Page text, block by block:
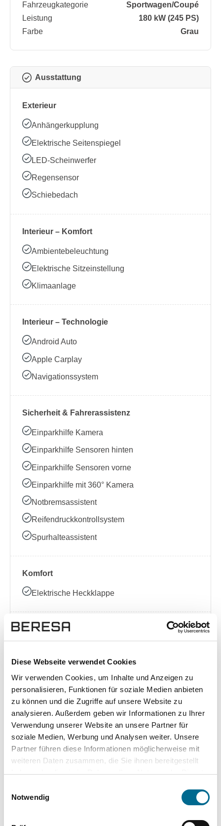
Diese Webseite verwendet Cookies
Wir verwenden Cookies, um Inhalte und Anzeigen zu
personalisieren, Funktionen für soziale Medien anbieten
zu können und die Zugriffe auf unsere Website zu
analysieren. Außerdem geben wir Informationen zu Ihrer
Verwendung unserer Website an unsere Partner für
soziale Medien, Werbung und Analysen weiter. Unsere
Partner führen diese Informationen möglicherweise mit
weiteren Daten zusammen, die Sie ihnen bereitgestellt
haben oder die sie im Rahmen Ihrer Nutzung der Dienste
Cookies, wenn Sie unsere Webseite weiterhin nutzen.
Notwendig
Fahrzeugkategorie
Sportwagen/​Coupé
Leistung
180 kW (245 PS)
Farbe
Grau
Ausstattung
Exterieur
Anhängerkupplung
Elektrische Seitenspiegel
LED-Scheinwerfer
Regensensor
Schiebedach
Interieur – Komfort
Ambientebeleuchtung
Elektrische Sitzeinstellung
Klimaanlage
Interieur – Technologie
Android Auto
Apple Carplay
Navigationssystem
Sicherheit & Fahrerassistenz
Einparkhilfe Kamera
Einparkhilfe Sensoren hinten
Einparkhilfe Sensoren vorne
Einparkhilfe mit 360° Kamera
Notbremsassistent
Reifendruckkontrollsystem
Spurhalteassistent
Komfort
Elektrische Heckklappe
Exposé herunterladen [pdf]
Unsere Vorteile
wuddi Leasing Kauf
Versicherung ✔ - -
-